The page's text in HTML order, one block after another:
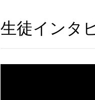
生徒インタ